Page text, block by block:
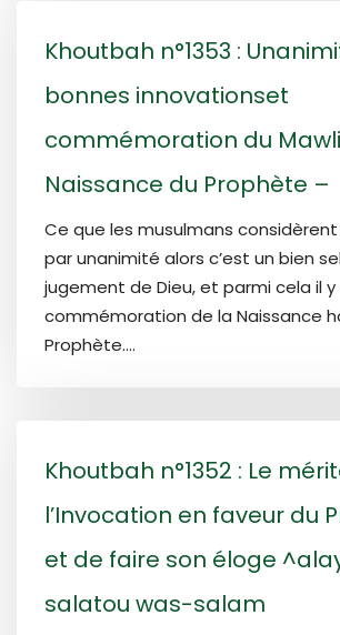
Khoutbah n°1353 :
bonnes innovationset
commémoration du
Naissance du Prophète –
Ce que les musulmans
par unanimité alors c’est un bien
jugement de Dieu, et parmi cela il y
commémoration de la Naissance
Prophète....
Khoutbah n°1352 : Le
l’Invocation en faveur du
et de faire son éloge
salatou was-salam